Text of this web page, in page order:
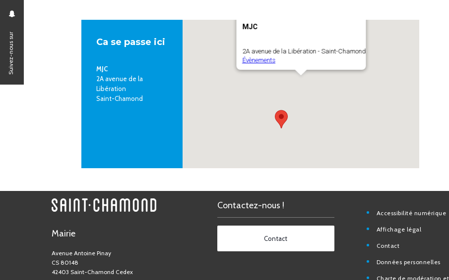
Suivez-nous sur Ca se passe ici
MJC
2A avenue de la
Libération
Saint-Chamond
MJC
2A avenue de la Libération - Saint-Chamond
Évènements
Mairie
Avenue Antoine Pinay
CS 80148
42403 Saint-Chamond Cedex
Contactez-nous !
Contact
Accessibilité
Affichage légal
Contact
Données
Charte de